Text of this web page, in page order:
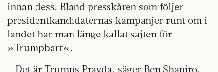
innan dess. Bland presskåren som följer
presidentkandidaternas kampanjer runt om i
landet har man länge kallat sajten för
»Trumpbart«.
– Det är Trumps Pravda, säger Ben Shapiro,